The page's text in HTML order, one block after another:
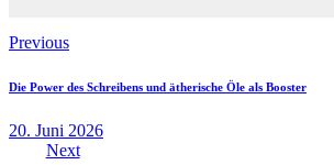
Beitragsnavigation
Previous
Die Power des Schreibens und ätherische Öle als Booster
20. Juni 2026
Next